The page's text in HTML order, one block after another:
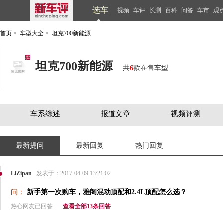
选车 视频 车评 长测 百科 问答 车市 观
首页 > 车型大全 > 坦克700新能源
坦克700新能源 共6款在售车型
车系综述 报道文章 视频评测
最新提问 最新回复 热门回复
LiZipan 发表于：2017-04-09 13:21:02
问： 新手第一次购车，雅阁混动顶配和2.4L顶配怎么选？
热心网友已回答 查看全部13条回答